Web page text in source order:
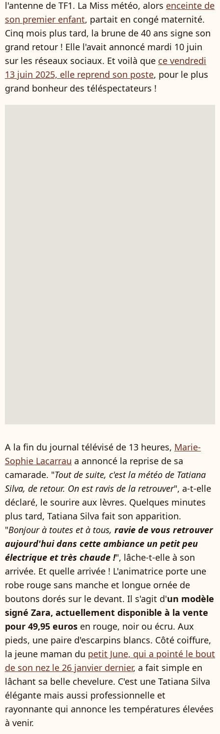
l'antenne de TF1. La Miss météo, alors enceinte de
son premier enfant, partait en congé maternité.
Cinq mois plus tard, la brune de 40 ans signe son
grand retour ! Elle l'avait annoncé mardi 10 juin
sur les réseaux sociaux. Et voilà que ce vendredi
13 juin 2025, elle reprend son poste, pour le plus
grand bonheur des téléspectateurs !
A la fin du journal télévisé de 13 heures, Marie-
Sophie Lacarrau a annoncé la reprise de sa
camarade. "Tout de suite, c'est la météo de Tatiana
Silva, de retour. On est ravis de la retrouver", a-t-elle
déclaré, le sourire aux lèvres. Quelques minutes
plus tard, Tatiana Silva fait son apparition.
"Bonjour à toutes et à tous, ravie de vous retrouver
aujourd'hui dans cette ambiance un petit peu
électrique et très chaude !", lâche-t-elle à son
arrivée. Et quelle arrivée ! L'animatrice porte une
robe rouge sans manche et longue ornée de
boutons dorés sur le devant. Il s'agit d'un modèle
signé Zara, actuellement disponible à la vente
pour 49,95 euros en rouge, noir ou écru. Aux
pieds, une paire d'escarpins blancs. Côté coiffure,
la jeune maman du petit June, qui a pointé le bout
de son nez le 26 janvier dernier, a fait simple en
lâchant sa belle chevelure. C'est une Tatiana Silva
élégante mais aussi professionnelle et
rayonnante qui annonce les températures élevées
à venir.